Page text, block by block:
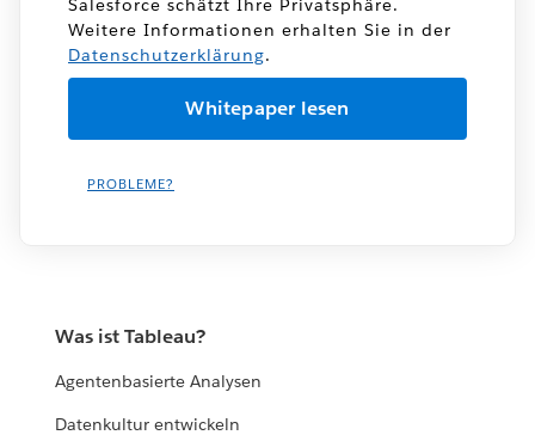
Salesforce schätzt Ihre Privatsphäre.
Weitere Informationen erhalten Sie in der
Datenschutzerklärung.
PROBLEME?
Was ist Tableau?
Agentenbasierte Analysen
Datenkultur entwickeln